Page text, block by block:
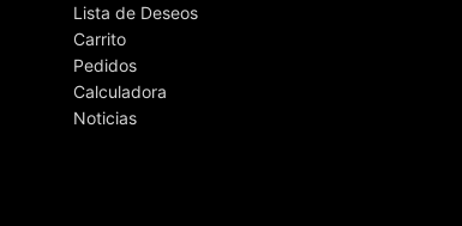
Lista de Deseos
Carrito
Pedidos
Calculadora
Noticias